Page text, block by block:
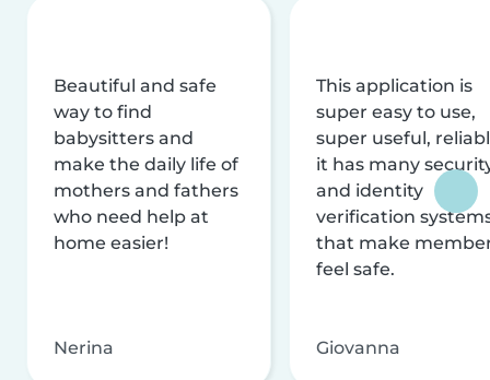
Beautiful and safe
way to find
babysitters and
make the daily life of
mothers and fathers
who need help at
home easier!
Nerina
This application is
super easy to use,
super useful,
it has many
and identity
verification
that make
feel safe.
Giovanna